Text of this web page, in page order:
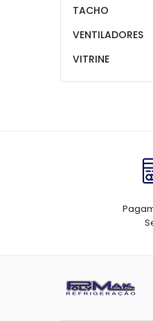
TACHO
VENTILADORES
VITRINE